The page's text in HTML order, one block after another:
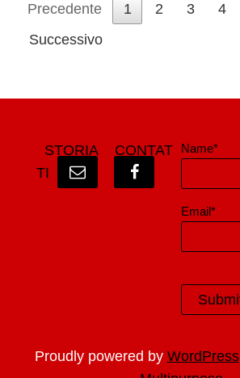
Precedente 1 2 3 4
Successivo
STORIA
CONTAT
TI
Name*
Email*
Proudly powered by WordPress